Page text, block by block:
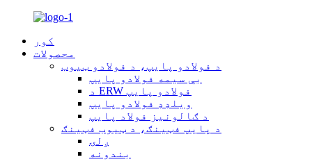
کور
محصولات
د فولادو پایپ، د فولادو ټیوب
بې سیمه فولادو پایپ
د ERW فولادو پایپ
ویلډډ فولادو پایپ
د ګالونیز فولاد پایپ
د پایپ فټینګ، د ټیوب فټینګ
ږلۍ
بندونه